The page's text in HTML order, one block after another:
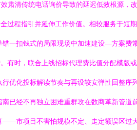
肃清传统电话询价导致的延迟低效根源，
过程指引并延伸工作价值。相较服务于短
一扣钱式的局限现场中加速建设—方案费
时，联合上线招标代理费比值分配模版
优化投标解读节奏与再设较安弹性回整序
已经不再独立困难重群攻在数商革新管道
——市项目不害怕规模不定、走定额误区过